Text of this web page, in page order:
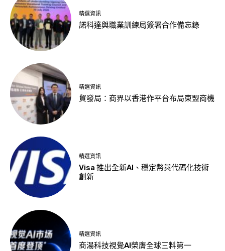
精選資訊
諾科達與職業訓練局簽署合作備忘錄
精選資訊
貿發局：商界以香港作平台布局東盟商機
精選資訊
Visa 推出全新AI、穩定幣與代碼化技術
創新
精選資訊
商湯科技視覺AI榮膺全球三料第一